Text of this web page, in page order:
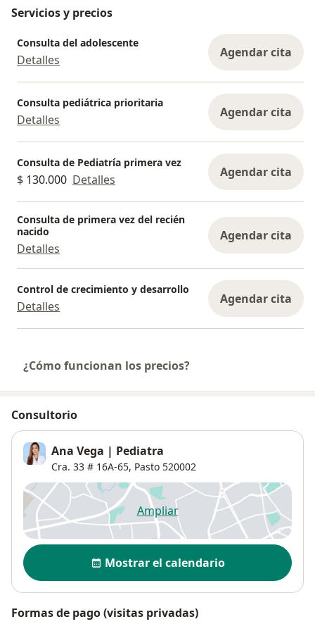
Servicios y precios
Consulta del adolescente
Detalles Agendar cita
Consulta pediátrica prioritaria
Detalles Agendar cita
Consulta de Pediatría primera vez
$ 130.000 Detalles Agendar cita
Consulta de primera vez del recién
nacido
Detalles
Agendar cita
Control de crecimiento y desarrollo
Detalles Agendar cita
¿Cómo funcionan los precios?
Consultorio
Ana Vega | Pediatra
Cra. 33 # 16A-65, Pasto 520002
Ampliarse abre en una nueva
Disponibilidad
Mostrar el calendario
Formas de pago (visitas privadas)